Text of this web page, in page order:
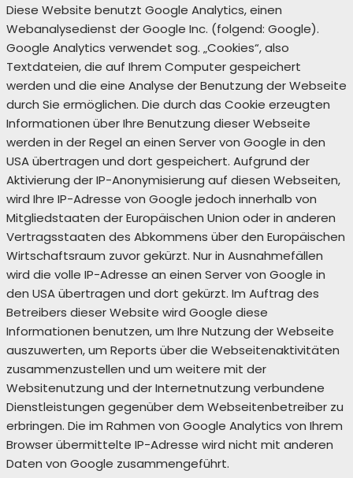
Diese Website benutzt Google Analytics, einen
Webanalysedienst der Google Inc. (folgend: Google).
Google Analytics verwendet sog. „Cookies“, also
Textdateien, die auf Ihrem Computer gespeichert
werden und die eine Analyse der Benutzung der Webseite
durch Sie ermöglichen. Die durch das Cookie erzeugten
Informationen über Ihre Benutzung dieser Webseite
werden in der Regel an einen Server von Google in den
USA übertragen und dort gespeichert. Aufgrund der
Aktivierung der IP-Anonymisierung auf diesen Webseiten,
wird Ihre IP-Adresse von Google jedoch innerhalb von
Mitgliedstaaten der Europäischen Union oder in anderen
Vertragsstaaten des Abkommens über den Europäischen
Wirtschaftsraum zuvor gekürzt. Nur in Ausnahmefällen
wird die volle IP-Adresse an einen Server von Google in
den USA übertragen und dort gekürzt. Im Auftrag des
Betreibers dieser Website wird Google diese
Informationen benutzen, um Ihre Nutzung der Webseite
auszuwerten, um Reports über die Webseitenaktivitäten
zusammenzustellen und um weitere mit der
Websitenutzung und der Internetnutzung verbundene
Dienstleistungen gegenüber dem Webseitenbetreiber zu
erbringen. Die im Rahmen von Google Analytics von Ihrem
Browser übermittelte IP-Adresse wird nicht mit anderen
Daten von Google zusammengeführt.